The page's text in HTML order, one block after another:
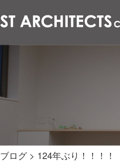
ブログ> 124年ぶり！！！！